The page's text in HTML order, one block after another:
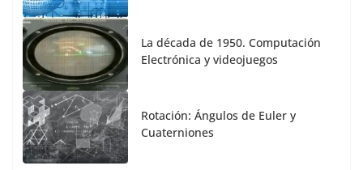
La década de 1950. Computación
Electrónica y videojuegos
Rotación: Ángulos de Euler y
Cuaterniones